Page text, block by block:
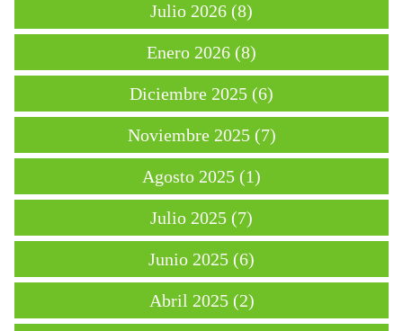
Julio 2026 (8)
Enero 2026 (8)
Diciembre 2025 (6)
Noviembre 2025 (7)
Agosto 2025 (1)
Julio 2025 (7)
Junio 2025 (6)
Abril 2025 (2)